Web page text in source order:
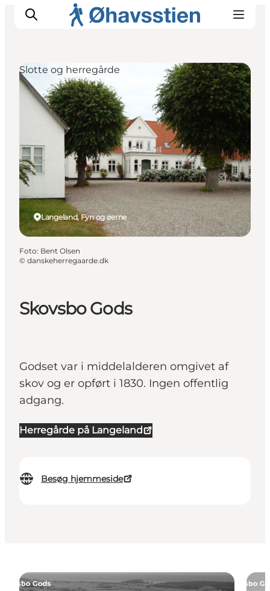
Inspiration
Vandreruter
Planlægning
Skovsbo Gods
Godset var i middelalderen omgivet af
skov og er opført i 1830. Ingen offentlig
adgang.
Herregårde på Langeland
Besøg hjemmeside
Langeland, Fyn og øerne
Slotte og herregårde
Foto: Bent Olsen
© danskeherregaarde.dk